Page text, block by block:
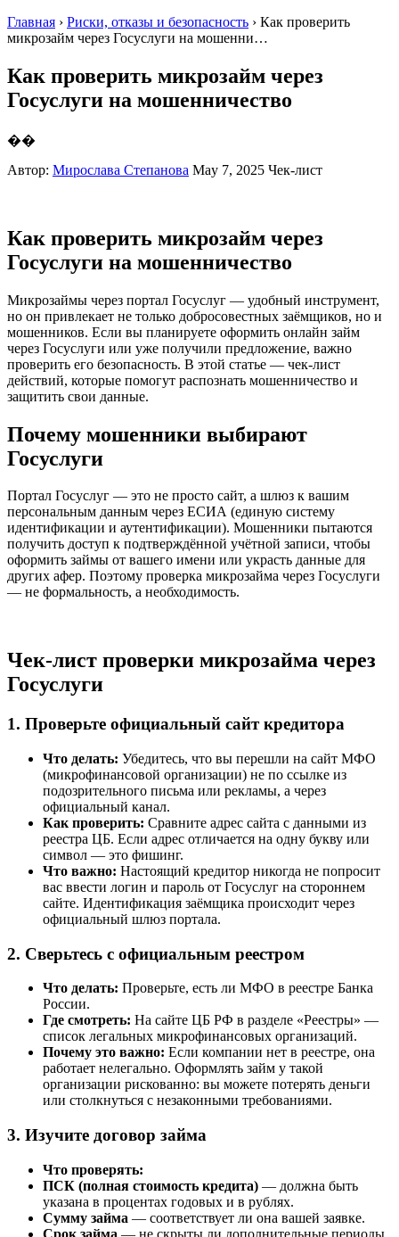
Главная › Риски, отказы и безопасность › Как проверить
микрозайм через Госуслуги на мошенни…
Как проверить микрозайм через
Госуслуги на мошенничество
��
Автор: Мирослава Степанова May 7, 2025 Чек-лист
Как проверить микрозайм через
Госуслуги на мошенничество
Микрозаймы через портал Госуслуг — удобный инструмент,
но он привлекает не только добросовестных заёмщиков, но и
мошенников. Если вы планируете оформить онлайн займ
через Госуслуги или уже получили предложение, важно
проверить его безопасность. В этой статье — чек-лист
действий, которые помогут распознать мошенничество и
защитить свои данные.
Почему мошенники выбирают
Госуслуги
Портал Госуслуг — это не просто сайт, а шлюз к вашим
персональным данным через ЕСИА (единую систему
идентификации и аутентификации). Мошенники пытаются
получить доступ к подтверждённой учётной записи, чтобы
оформить займы от вашего имени или украсть данные для
других афер. Поэтому проверка микрозайма через Госуслуги
— не формальность, а необходимость.
Чек-лист проверки микрозайма через
Госуслуги
1. Проверьте официальный сайт кредитора
Что делать: Убедитесь, что вы перешли на сайт МФО
(микрофинансовой организации) не по ссылке из
подозрительного письма или рекламы, а через
официальный канал.
Как проверить: Сравните адрес сайта с данными из
реестра ЦБ. Если адрес отличается на одну букву или
символ — это фишинг.
Что важно: Настоящий кредитор никогда не попросит
вас ввести логин и пароль от Госуслуг на стороннем
сайте. Идентификация заёмщика происходит через
официальный шлюз портала.
2. Сверьтесь с официальным реестром
Что делать: Проверьте, есть ли МФО в реестре Банка
России.
Где смотреть: На сайте ЦБ РФ в разделе «Реестры» —
список легальных микрофинансовых организаций.
Почему это важно: Если компании нет в реестре, она
работает нелегально. Оформлять займ у такой
организации рискованно: вы можете потерять деньги
или столкнуться с незаконными требованиями.
3. Изучите договор займа
Что проверять:
ПСК (полная стоимость кредита) — должна быть
указана в процентах годовых и в рублях.
Сумму займа — соответствует ли она вашей заявке.
Срок займа — не скрыты ли дополнительные периоды.